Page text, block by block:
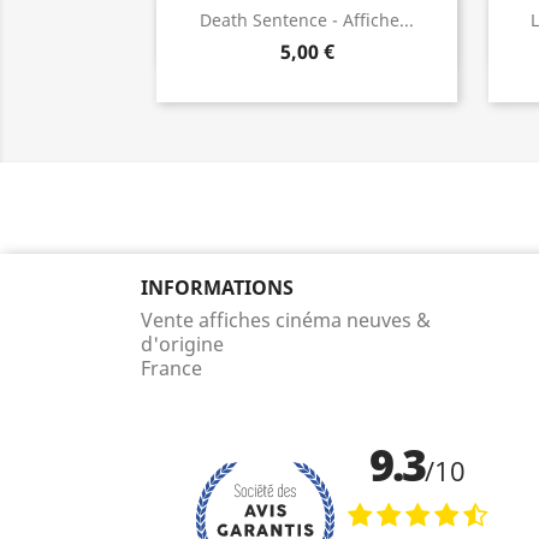
Death Sentence - Affiche...
5,00 €
Aperçu rapide
INFORMATIONS
Vente affiches cinéma neuves &
d'origine
France